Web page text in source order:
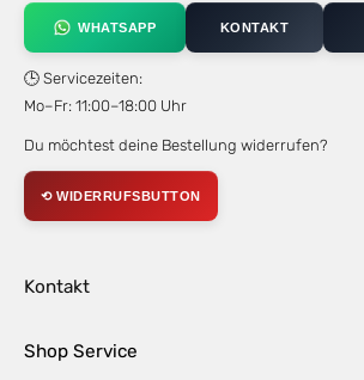
WHATSAPP KONTAKT
🕒 Servicezeiten:
Mo–Fr: 11:00–18:00 Uhr
Du möchtest deine Bestellung widerrufen?
⟲ WIDERRUFSBUTTON
Kontakt
Shop Service